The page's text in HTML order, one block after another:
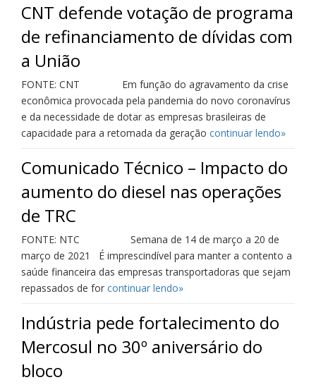
CNT defende votação de programa
de refinanciamento de dívidas com
a União
FONTE: CNT Em função do agravamento da crise
econômica provocada pela pandemia do novo coronavírus
e da necessidade de dotar as empresas brasileiras de
capacidade para a retomada da geração continuar lendo»
Comunicado Técnico – Impacto do
aumento do diesel nas operações
de TRC
FONTE: NTC Semana de 14 de março a 20 de
março de 2021 É imprescindível para manter a contento a
saúde financeira das empresas transportadoras que sejam
repassados de for continuar lendo»
Indústria pede fortalecimento do
Mercosul no 30º aniversário do
bloco